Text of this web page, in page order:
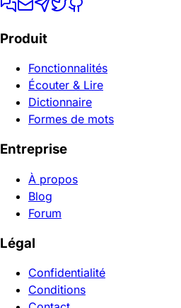
Produit
Fonctionnalités
Écouter & Lire
Dictionnaire
Formes de mots
Entreprise
À propos
Blog
Forum
Légal
Confidentialité
Conditions